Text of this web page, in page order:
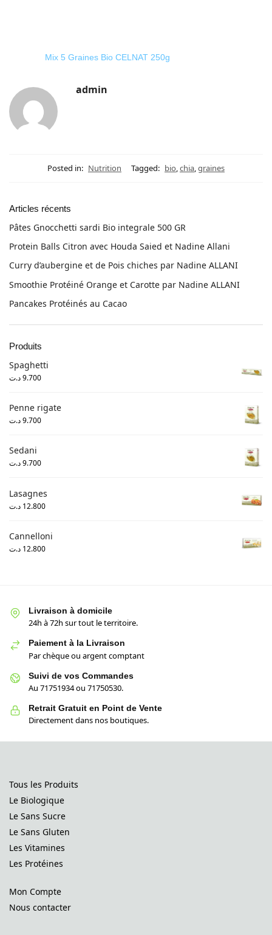
Mix 5 Graines Bio CELNAT 250g
admin
Posted in: Nutrition Tagged: bio,chia,graines
Articles récents
Pâtes Gnocchetti sardi Bio integrale 500 GR
Protein Balls Citron avec Houda Saied et Nadine Allani
Curry d’aubergine et de Pois chiches par Nadine ALLANI
Smoothie Protéiné Orange et Carotte par Nadine ALLANI
Pancakes Protéinés au Cacao
Produits
Spaghetti
9.700د.ت
Penne rigate
9.700د.ت
Sedani
9.700د.ت
Lasagnes
12.800 د.ت
Cannelloni
12.800 د.ت
Livraison à domicile
24h à 72h sur tout le territoire.
Paiement à la Livraison
Par chèque ou argent comptant
Suivi de vos Commandes
Au 71751934 ou 71750530.
Retrait Gratuit en Point de Vente
Directement dans nos boutiques.
Tous les Produits
Le Biologique
Le Sans Sucre
Le Sans Gluten
Les Vitamines
Les Protéines
Mon Compte
Nous contacter